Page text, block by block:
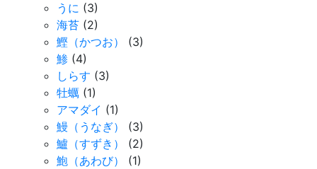
うに (3)
海苔 (2)
鰹（かつお）
(3)
鯵 (4)
しらす (3)
牡蠣 (1)
アマダイ (1)
鰻（うなぎ）
(3)
鱸（すずき）
(2)
鮑（あわび）
(1)